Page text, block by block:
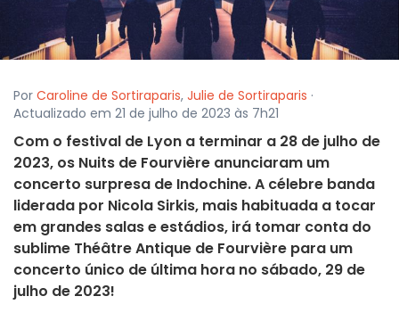
Por Caroline de Sortiraparis, Julie de Sortiraparis ·
Actualizado em 21 de julho de 2023 às 7h21
Com o festival de Lyon a terminar a 28 de julho de
2023, os Nuits de Fourvière anunciaram um
concerto surpresa de Indochine. A célebre banda
liderada por Nicola Sirkis, mais habituada a tocar
em grandes salas e estádios, irá tomar conta do
sublime Théâtre Antique de Fourvière para um
concerto único de última hora no sábado, 29 de
julho de 2023!